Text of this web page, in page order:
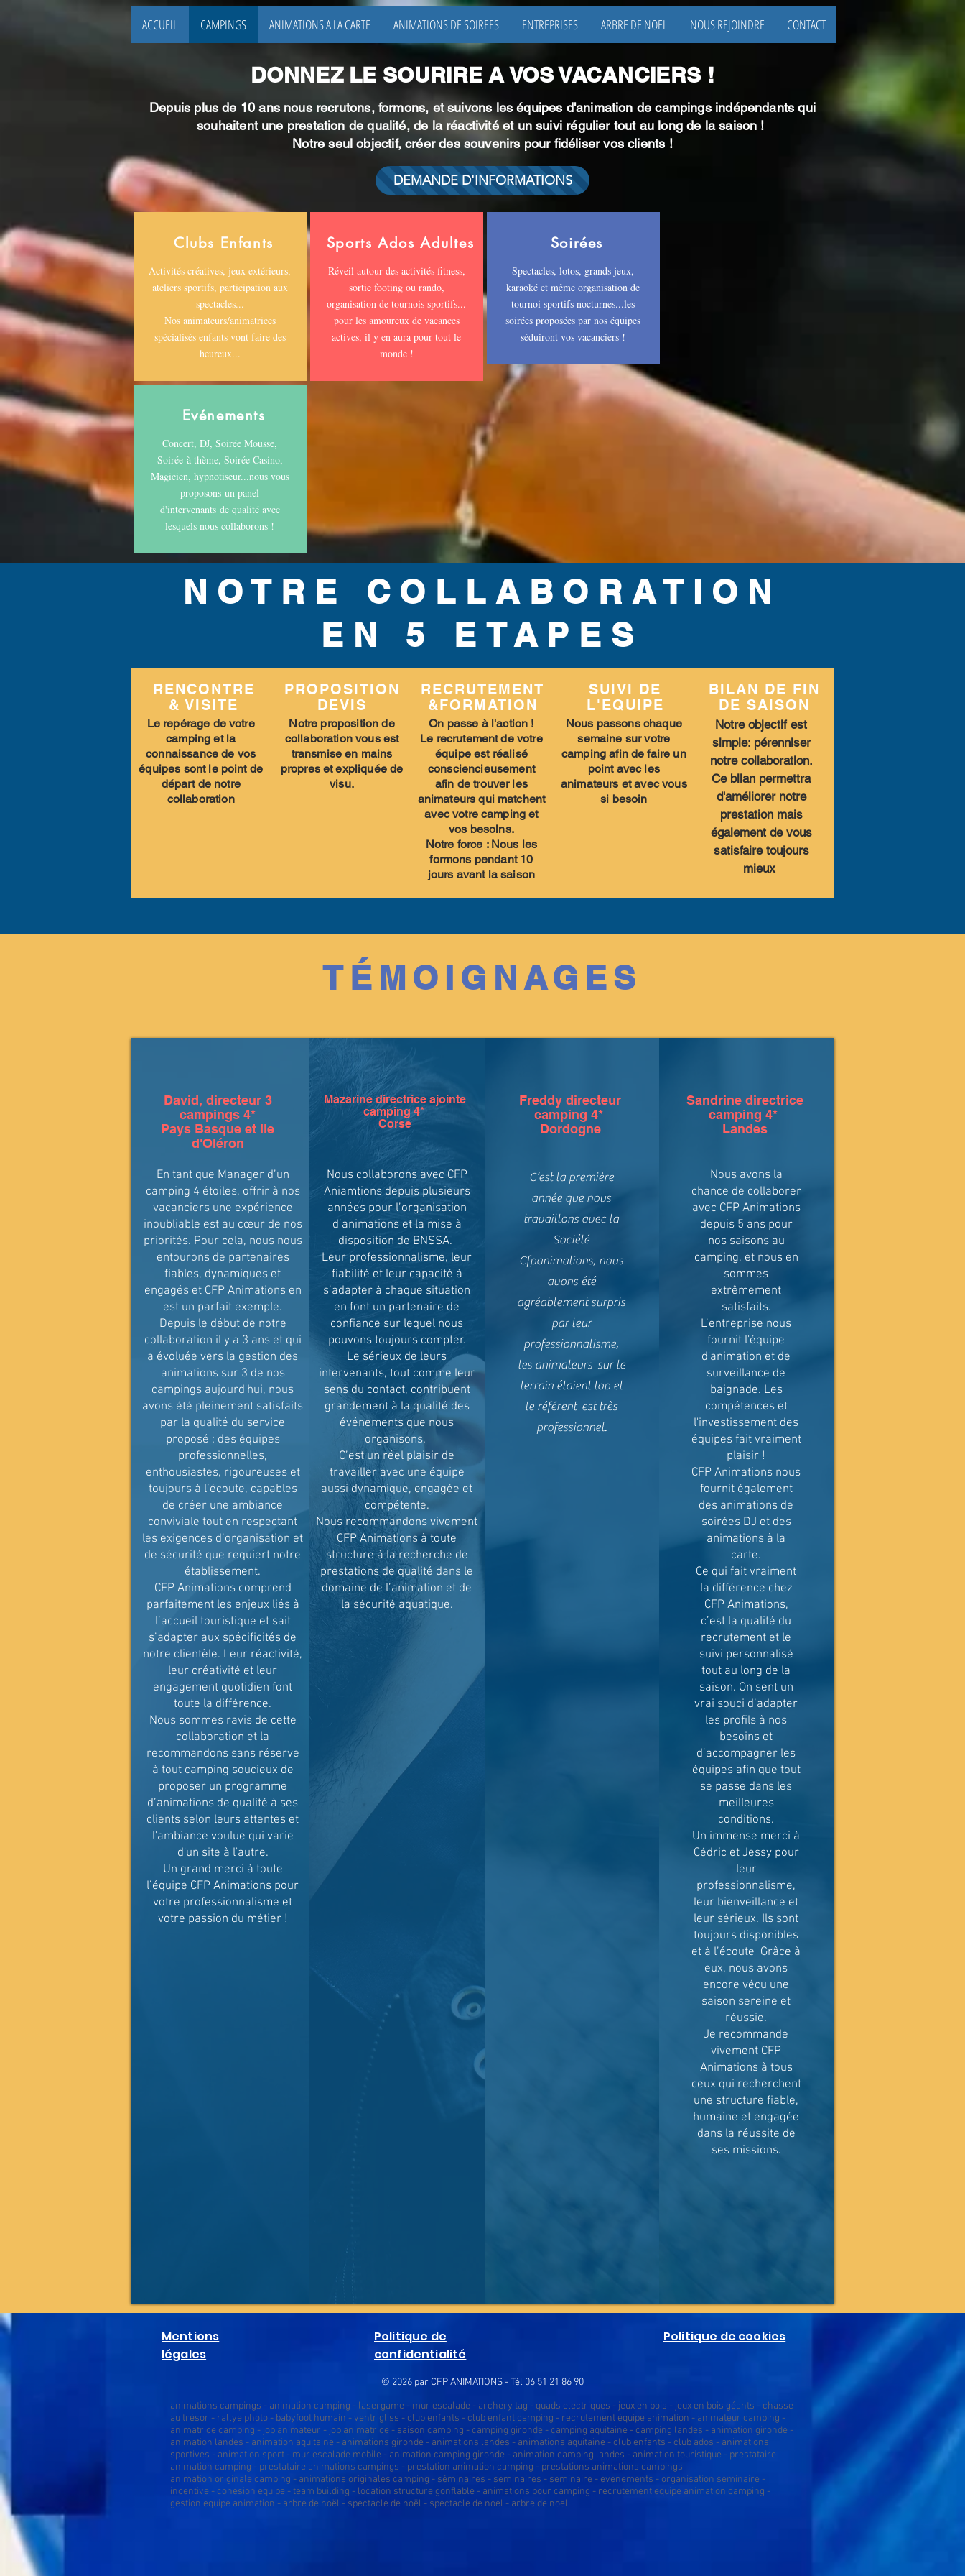
ACCUEIL CAMPINGS ANIMATIONS A LA CARTE ANIMATIONS DE SOIREES ENTREPRISES ARBRE DE NOEL NOUS REJOINDRE CONTACT
DONNEZ LE SOURIRE A VOS VACANCIERS !
Depuis plus de 10 ans nous recrutons, formons, et suivons les équipes d'animation de campings indépendants qui
souhaitent une prestation de qualité, de la réactivité et un suivi régulier tout au long de la saison !
Notre seul objectif, créer des souvenirs pour fidéliser vos clients !
DEMANDE D'INFORMATIONS
Clubs Enfants
Activités créatives, jeux extérieurs,
ateliers sportifs, participation aux
spectacles...
Nos animateurs/animatrices
spécialisés enfants vont faire des
heureux...
Sports Ados Adultes
Réveil autour des activités fitness,
sortie footing ou rando,
organisation de tournois sportifs...
pour les amoureux de vacances
actives, il y en aura pour tout le
monde !
Soirées
Spectacles, lotos, grands jeux,
karaoké et même organisation de
tournoi sportifs nocturnes...les
soirées proposées par nos équipes
séduiront vos vacanciers !
Evénements
Concert, DJ, Soirée Mousse,
Soirée à thème, Soirée Casino,
Magicien, hypnotiseur...nous vous
proposons un panel
d'intervenants de qualité avec
lesquels nous collaborons !
TÉMOIGNAGES
David, directeur 3
campings 4*
Pays Basque et Ile
d'Oléron
En tant que Manager d’un
camping 4 étoiles, offrir à nos
vacanciers une expérience
inoubliable est au cœur de nos
priorités. Pour cela, nous nous
entourons de partenaires
fiables, dynamiques et
engagés et CFP Animations en
est un parfait exemple.
Depuis le début de notre
collaboration il y a 3 ans et qui
a évoluée vers la gestion des
animations sur 3 de nos
campings aujourd'hui, nous
avons été pleinement satisfaits
par la qualité du service
proposé : des équipes
professionnelles,
enthousiastes, rigoureuses et
toujours à l’écoute, capables
de créer une ambiance
conviviale tout en respectant
les exigences d’organisation et
de sécurité que requiert notre
établissement.
CFP Animations comprend
parfaitement les enjeux liés à
l’accueil touristique et sait
s’adapter aux spécificités de
notre clientèle. Leur réactivité,
leur créativité et leur
engagement quotidien font
toute la différence.
Nous sommes ravis de cette
collaboration et la
recommandons sans réserve
à tout camping soucieux de
proposer un programme
d’animations de qualité à ses
clients selon leurs attentes et
l'ambiance voulue qui varie
d'un site à l'autre.
Un grand merci à toute
l’équipe CFP Animations pour
votre professionnalisme et
votre passion du métier !
Mazarine directrice ajointe
camping 4*
Corse
Nous collaborons avec CFP
Aniamtions depuis plusieurs
années pour l’organisation
d’animations et la mise à
disposition de BNSSA.
Leur professionnalisme, leur
fiabilité et leur capacité à
s’adapter à chaque situation
en font un partenaire de
confiance sur lequel nous
pouvons toujours compter.
Le sérieux de leurs
intervenants, tout comme leur
sens du contact, contribuent
grandement à la qualité des
événements que nous
organisons.
C’est un réel plaisir de
travailler avec une équipe
aussi dynamique, engagée et
compétente.
Nous recommandons vivement
CFP Animations à toute
structure à la recherche de
prestations de qualité dans le
domaine de l’animation et de
la sécurité aquatique.
Freddy directeur
camping 4*
Dordogne
C’est la première
année que nous
travaillons avec la
Société
Cfpanimations, nous
avons été
agréablement surpris
par leur
professionnalisme,
les animateurs sur le
terrain étaient top et
le référent est très
professionnel.
Sandrine directrice
camping 4*
Landes
Nous avons la
chance de collaborer
avec CFP Animations
depuis 5 ans pour
nos saisons au
camping, et nous en
sommes
extrêmement
satisfaits.
L’entreprise nous
fournit l'équipe
d'animation et de
surveillance de
baignade. Les
compétences et
l'investissement des
équipes fait vraiment
plaisir !
CFP Animations nous
fournit également
des animations de
soirées DJ et des
animations à la
carte.
Ce qui fait vraiment
la différence chez
CFP Animations,
c’est la qualité du
recrutement et le
suivi personnalisé
tout au long de la
saison. On sent un
vrai souci d’adapter
les profils à nos
besoins et
d’accompagner les
équipes afin que tout
se passe dans les
meilleures
conditions.
Un immense merci à
Cédric et Jessy pour
leur
professionnalisme,
leur bienveillance et
leur sérieux. Ils sont
toujours disponibles
et à l’écoute Grâce à
eux, nous avons
encore vécu une
saison sereine et
réussie.
Je recommande
vivement CFP
Animations à tous
ceux qui recherchent
une structure fiable,
humaine et engagée
dans la réussite de
ses missions.
NOTRE COLLABORATION
EN 5 ETAPES
RENCONTRE
& VISITE
Le repérage de votre
camping et la
connaissance de vos
équipes sont le point de
départ de notre
collaboration
PROPOSITION
DEVIS
Notre proposition de
collaboration vous est
transmise en mains
propres et expliquée de
visu.
RECRUTEMENT
&FORMATION
On passe à l'action !
Le recrutement de votre
équipe est réalisé
consciencieusement
afin de trouver les
animateurs qui matchent
avec votre camping et
vos besoins.
Notre force : Nous les
formons pendant 10
jours avant la saison
SUIVI DE
L'EQUIPE
Nous passons chaque
semaine sur votre
camping afin de faire un
point avec les
animateurs et avec vous
si besoin
BILAN DE FIN
DE SAISON
Notre objectif est
simple: pérenniser
notre collaboration.
Ce bilan permettra
d'améliorer notre
prestation mais
également de vous
satisfaire toujours
mieux
Mentions
légales
Politique de
confidentialité
Politique de cookies
© 2026 par CFP ANIMATIONS - Tél 06 51 21 86 90
animations campings - animation camping - lasergame - mur escalade - archery tag - quads electriques - jeux en bois - jeux en bois géants - chasse
au trésor - rallye photo - babyfoot humain - ventrigliss - club enfants - club enfant camping - recrutement équipe animation - animateur camping -
animatrice camping - job animateur - job animatrice - saison camping - camping gironde - camping aquitaine - camping landes - animation gironde -
animation landes - animation aquitaine - animations gironde - animations landes - animations aquitaine - club enfants - club ados - animations
sportives - animation sport - mur escalade mobile - animation camping gironde - animation camping landes - animation touristique - prestataire
animation camping - prestataire animations campings - prestation animation camping - prestations animations campings
animation originale camping - animations originales camping - séminaires - seminaires - seminaire - evenements - organisation seminaire -
incentive - cohesion equipe - team building - location structure gonflable - animations pour camping - recrutement equipe animation camping -
gestion equipe animation - arbre de noël - spectacle de noël - spectacle de noel - arbre de noel